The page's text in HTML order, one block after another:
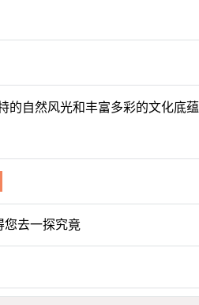
的自然风光和丰富多彩的文化底蕴
您去一探究竟